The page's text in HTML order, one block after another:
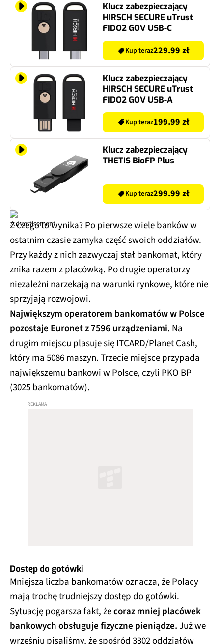
Klucz zabezpieczający
HIRSCH SECURE uTrust
FIDO2 GOV USB-C
Kup teraz229.99 zł
Klucz zabezpieczający
HIRSCH SECURE uTrust
FIDO2 GOV USB-A
Kup teraz199.99 zł
Klucz zabezpieczający
THETIS BioFP Plus
Kup teraz299.99 zł
Z czego to wynika? Po pierwsze wiele banków w
ostatnim czasie zamyka część swoich oddziałów.
Przy każdy z nich zazwyczaj stał bankomat, który
znika razem z placówką. Po drugie operatorzy
niezależni narzekają na warunki rynkowe, które nie
sprzyjają rozwojowi.
Największym operatorem bankomatów w Polsce
pozostaje Euronet z 7596 urządzeniami. Na
drugim miejscu plasuje się ITCARD/Planet Cash,
który ma 5086 maszyn. Trzecie miejsce przypada
największemu bankowi w Polsce, czyli PKO BP
(3025 bankomatów).
Dostęp do gotówki
Mniejsza liczba bankomatów oznacza, że Polacy
mają trochę trudniejszy dostęp do gotówki.
Sytuację pogarsza fakt, żecoraz mniej placówek
bankowych obsługuje fizyczne pieniądze.Już we
wrześniu pisaliśmy, że spośród 3302 oddziałów